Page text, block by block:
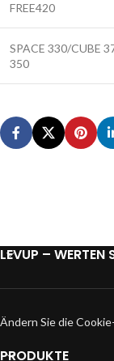
FREE420
SPACE 330/CUBE
350
LEVUP – WERTEN
Ändern Sie die
PRODUKTE